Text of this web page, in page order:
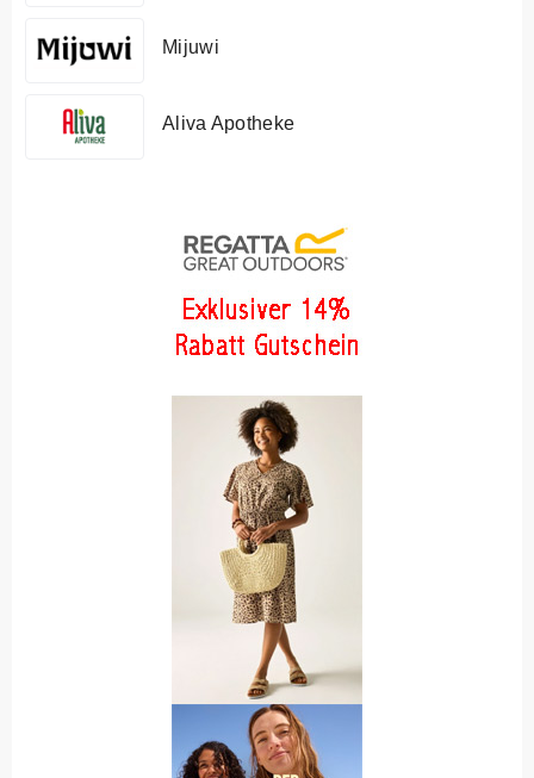
Mijuwi
Aliva Apotheke